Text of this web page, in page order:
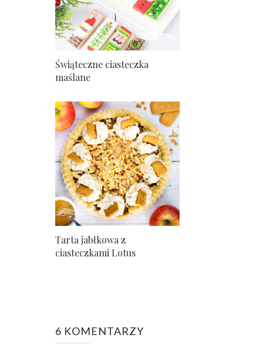
Świąteczne ciasteczka
maślane
Tarta jabłkowa z
ciasteczkami Lotus
6 KOMENTARZY